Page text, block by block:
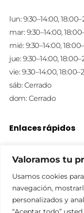
Valoramos tu
Usamos cookies
navegación,
personalizados y
lun: 9:30–14:00,
mar: 9:30–14:00,
mié: 9:30–14:00,
jue: 9:30–14:00,
vie: 9:30–14:00,
sáb: Cerrado
dom: Cerrado
Enlaces rápidos
Política de
Política de cookies
Aviso legal
Tienda
Contacto